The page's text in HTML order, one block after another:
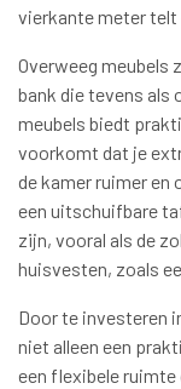
vierkante meter telt
Overweeg meubels
bank die tevens als
meubels biedt
voorkomt dat je
de kamer ruimer en
een uitschuifbare
zijn, vooral als de
huisvesten, zoals
Door te investeren
niet alleen een
een flexibele ruimte